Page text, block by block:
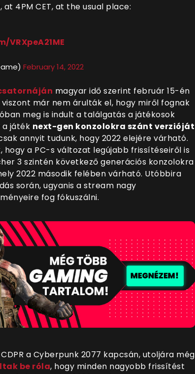
4PM CET, at the usual place:
February 14, 2022
magyar idő szerint február 15-én
már nem árulták el, hogy miről fognak
meg is indult a találgatás a játékosok
a játék next-gen konzolokra szánt verzióját
annyit tudunk, hogy 2022 elejére várható.
a PC-s változat legújabb frissítéseiről is
3 szintén következő generációs konzolokra
2022 második felében várható. Utóbbira
során, ugyanis a stream nagy
fog fókuszálni.
a Cyberpunk 2077 kapcsán, utoljára még
be róla, hogy minden nagyobb frissítést